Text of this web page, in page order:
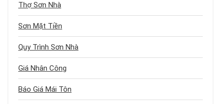
Thợ Sơn Nhà
Sơn Mặt Tiền
Quy Trình Sơn Nhà
Giá Nhân Công
Báo Giá Mái Tôn